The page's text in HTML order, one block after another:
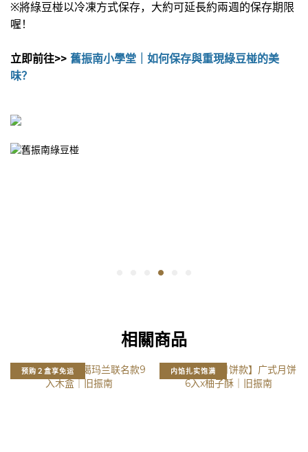
※將綠豆椪以冷凍方式保存，大約可延長約兩週的保存期限
喔！
立即前往>> 舊振南小學堂｜如何保存與重現綠豆椪的美
味？
相關商品
预购２盒享免运 内馅扎实饱满